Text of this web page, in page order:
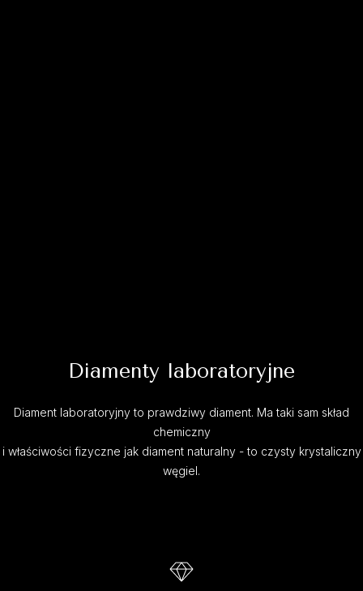
Diamenty laboratoryjne
Diament laboratoryjny to prawdziwy diament. Ma taki sam skład
chemiczny
i właściwości fizyczne jak diament naturalny - to czysty krystaliczny
węgiel.